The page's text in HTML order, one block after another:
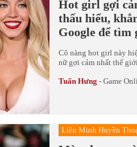
Hot girl gợi
thấu hiểu,
Google để tìm
Cô nàng hot girl này
nữ gợi cảm nhất thế giới.
Tuấn Hưng - Game
Liên Minh Huyền